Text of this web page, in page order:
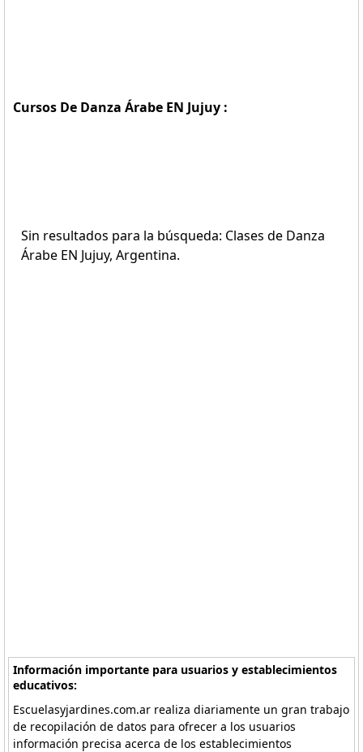
Cursos De Danza Árabe EN Jujuy :
Sin resultados para la búsqueda: Clases de Danza
Árabe EN Jujuy, Argentina.
Información importante para usuarios y establecimientos
educativos:
Escuelasyjardines.com.ar realiza diariamente un gran trabajo
de recopilación de datos para ofrecer a los usuarios
información precisa acerca de los establecimientos